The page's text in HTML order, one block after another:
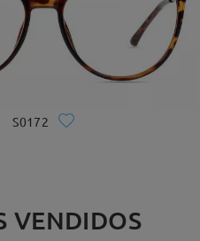
S0172
VENDIDOS